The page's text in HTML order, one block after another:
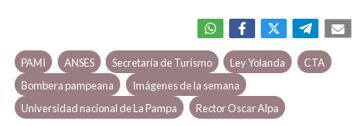
PAMI ANSES Secretaría de Turismo Ley Yolanda
CTA
Bombera pampeana
Imágenes de la semana
Universidad nacional de La Pampa
Rector Oscar Alpa